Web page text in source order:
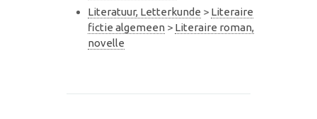
Literatuur, Letterkunde > Literaire
fictie algemeen > Literaire roman,
novelle